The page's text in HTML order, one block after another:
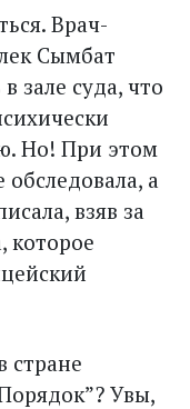
Врач-
Сымбат
зале суда, что
Но! При этом
а
взяв за
которое
стране
Увы,